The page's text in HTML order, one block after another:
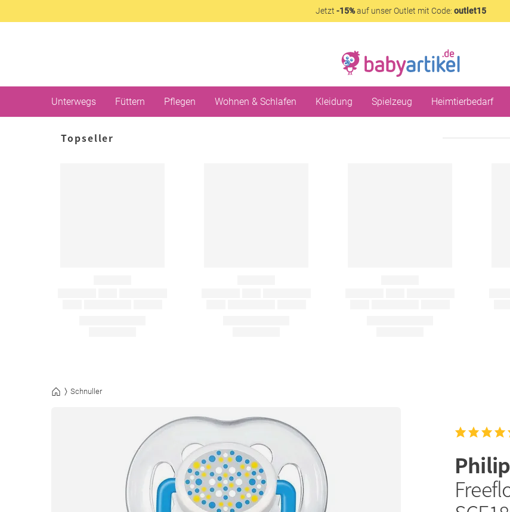
Jetzt -15%auf unser Outlet mit Code: outlet15
Unterwegs Füttern Pflegen Wohnen & Schlafen Kleidung Spielzeug Heimtierbedarf
Topseller
Schnuller